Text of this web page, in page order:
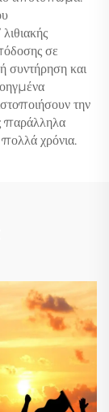
σε
συντήρηση και
την
παράλληλα
πολλά χρόνια.